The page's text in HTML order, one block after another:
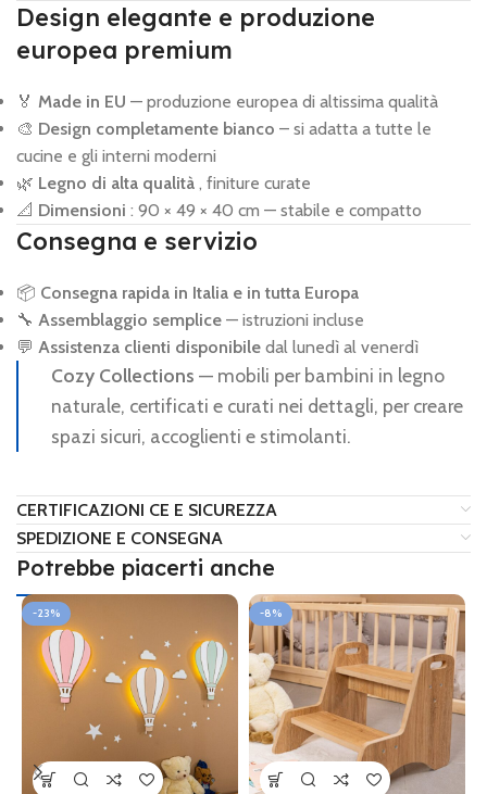
Design elegante e produzione
europea premium
🏅 Made in EU — produzione europea di altissima qualità
🎨 Design completamente bianco – si adatta a tutte le
cucine e gli interni moderni
🌿 Legno di alta qualità , finiture curate
📐 Dimensioni : 90 × 49 × 40 cm — stabile e compatto
Consegna e servizio
📦 Consegna rapida in Italia e in tutta Europa
🔧 Assemblaggio semplice — istruzioni incluse
💬 Assistenza clienti disponibile dal lunedì al venerdì
Cozy Collections — mobili per bambini in legno
naturale, certificati e curati nei dettagli, per creare
spazi sicuri, accoglienti e stimolanti.
CERTIFICAZIONI CE E SICUREZZA
SPEDIZIONE E CONSEGNA
Potrebbe piacerti anche
-23% -8%